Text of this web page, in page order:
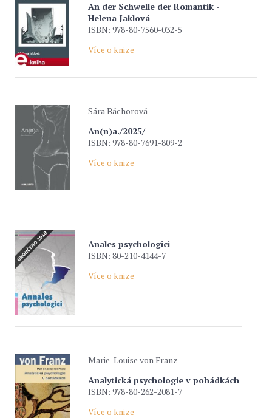
An der Schwelle der Romantik -
Helena Jaklová
ISBN: 978-80-7560-032-5
Více o knize
Sára Báchorová
An(n)a./2025/
ISBN: 978-80-7691-809-2
Více o knize
Anales psychologici
ISBN: 80-210-4144-7
Více o knize
Marie-Louise von Franz
Analytická psychologie v pohádkách
ISBN: 978-80-262-2081-7
Více o knize